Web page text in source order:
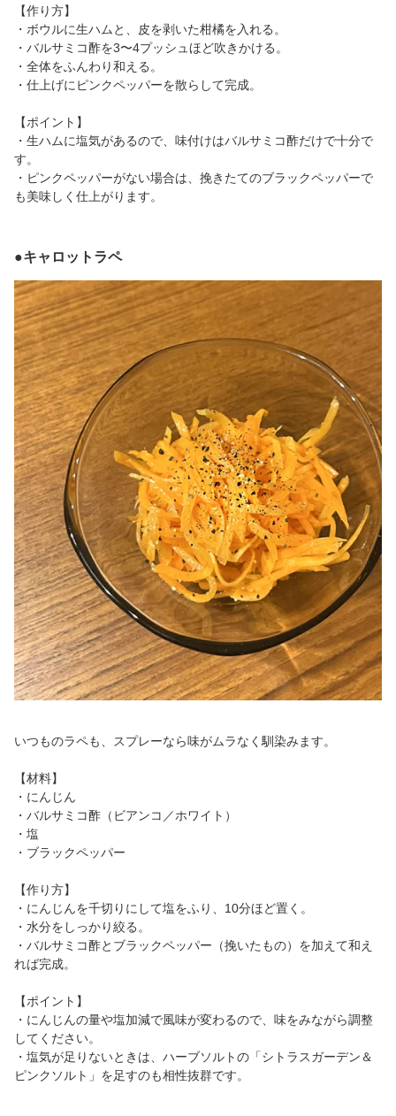
【作り方】
・ボウルに生ハムと、皮を剥いた柑橘を入れる。
・バルサミコ酢を3〜4プッシュほど吹きかける。
・全体をふんわり和える。
・仕上げにピンクペッパーを散らして完成。
【ポイント】
・生ハムに塩気があるので、味付けはバルサミコ酢だけで十分で
す。
・ピンクペッパーがない場合は、挽きたてのブラックペッパーで
も美味しく仕上がります。
●キャロットラペ
いつものラペも、スプレーなら味がムラなく馴染みます。
【材料】
・にんじん
・バルサミコ酢（ビアンコ／ホワイト）
・塩
・ブラックペッパー
【作り方】
・にんじんを千切りにして塩をふり、10分ほど置く。
・水分をしっかり絞る。
・バルサミコ酢とブラックペッパー（挽いたもの）を加えて和え
れば完成。
【ポイント】
・にんじんの量や塩加減で風味が変わるので、味をみながら調整
してください。
・塩気が足りないときは、ハーブソルトの「シトラスガーデン＆
ピンクソルト」を足すのも相性抜群です。